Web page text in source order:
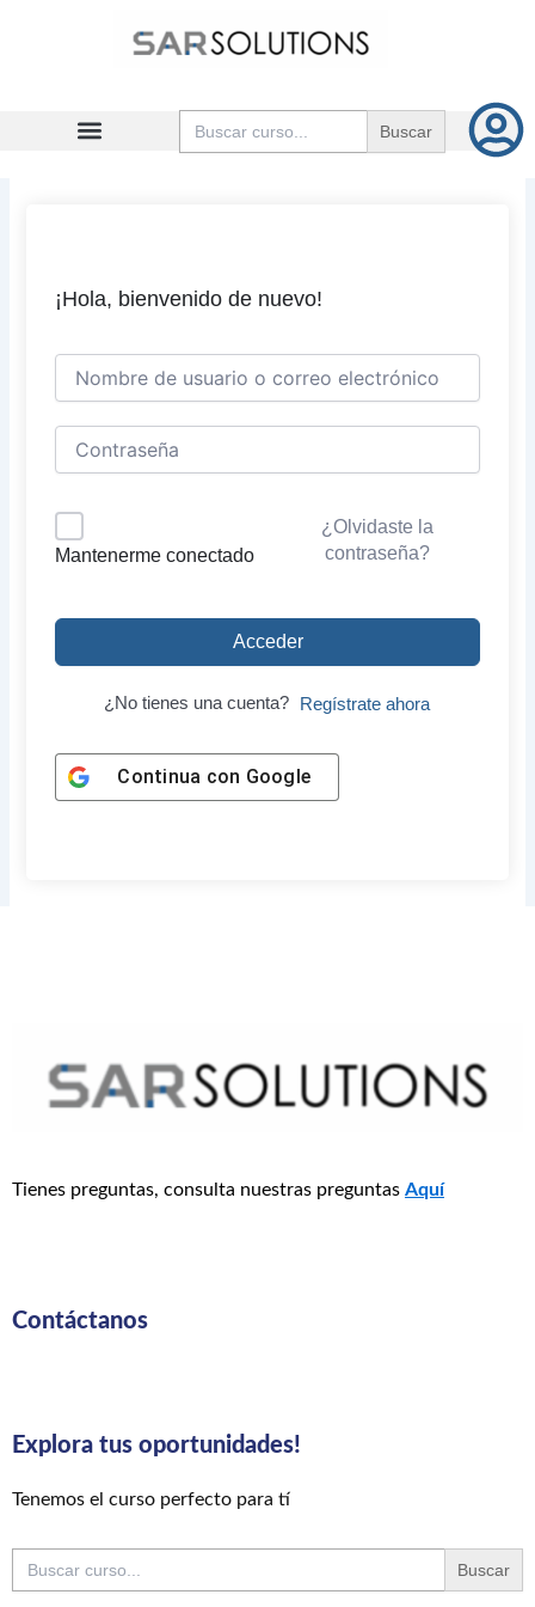
Buscar:
¡Hola, bienvenido de nuevo!
Mantenerme conectado
¿Olvidaste la
contraseña?
Acceder
¿No tienes una cuenta? Regístrate ahora
Continua con Google
Tienes preguntas, consulta nuestras preguntas Aquí
Contáctanos
Explora tus oportunidades!
Tenemos el curso perfecto para tí
Buscar: